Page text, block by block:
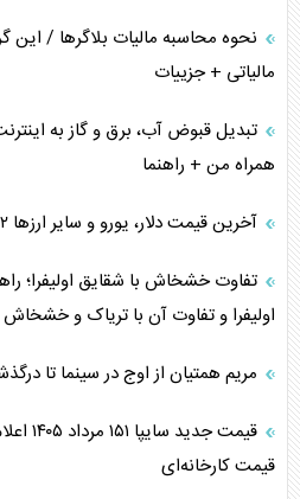
نحوه محاسبه مالیات بلاگر‌ها / این
مالیاتی + جزییات
تبدیل قبوض آب، برق و گاز به
همراه من + راهنما
آخرین قیمت دلار، یورو و سایر ارز‌ها ۱۲ مرداد ۱۴۰۵ / جدول
تفاوت خشخاش با شقایق اولیفرا؛
اولیفرا و تفاوت آن با تریاک و
مریم همتیان از اوج در سینما تا
قیمت
قیمت کارخانه‌ای